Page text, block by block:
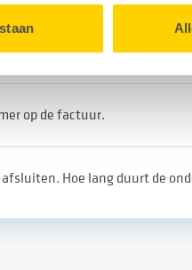
dat ze tijdelijk geen
op de factuur.
Hoe lang duurt de